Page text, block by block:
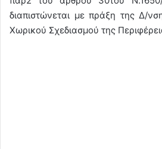
διαπιστώνεται με πράξη της Δ/
Χωρικού Σχεδιασμού της